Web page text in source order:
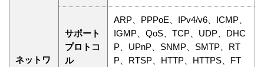
ネットワ
サポート
プロトコ
ル
ARP、PPPoE、IPv4/v6、ICMP、
IGMP、QoS、TCP、UDP、DHC
P、UPnP、SNMP、SMTP、RT
P、RTSP、HTTP、HTTPS、FT